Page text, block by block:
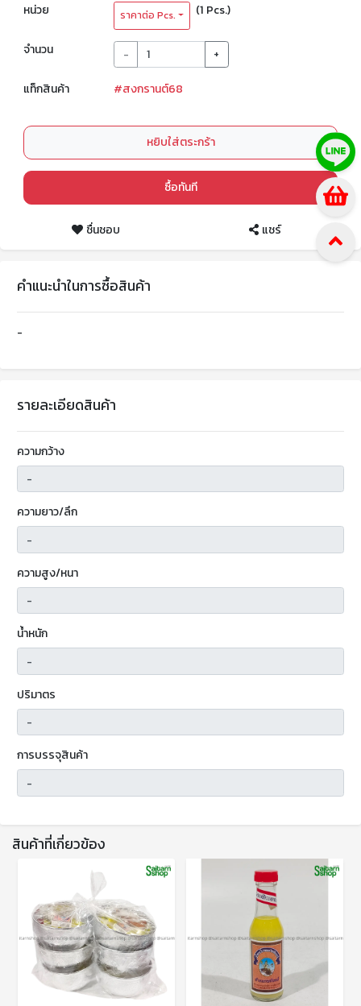
หน่วย ราคาต่อ Pcs. (1 Pcs.)
จำนวน - +
แท็กสินค้า #สงกรานต์68
หยิบใส่ตระกร้า
ซื้อทันที
ชื่นชอบ แชร์
คำแนะนำในการซื้อสินค้า
-
รายละเอียดสินค้า
ความกว้าง
ความยาว/ลึก
ความสูง/หนา
น้ำหนัก
ปริมาตร
การบรรจุสินค้า
สินค้าที่เกี่ยวข้อง